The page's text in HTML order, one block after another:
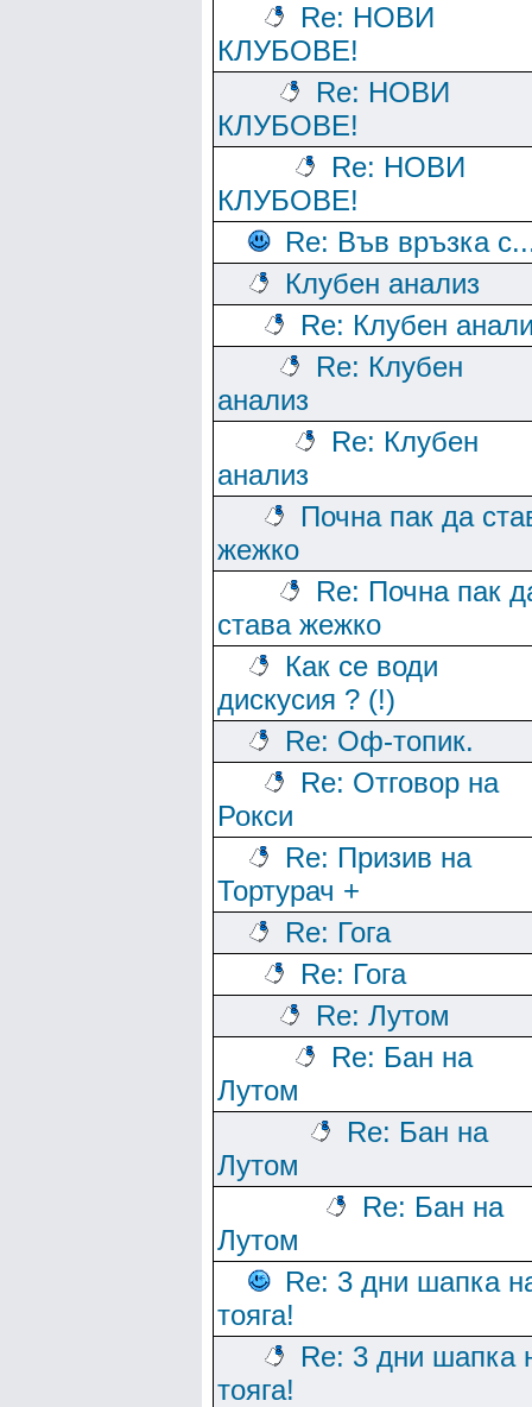
Re: НОВИ
КЛУБОВЕ!
Re: НОВИ
КЛУБОВЕ!
Re: НОВИ
КЛУБОВЕ!
Re: Във връзка
Клубен анализ
Re: Клубен
Re: Клубен
анализ
Re: Клубен
анализ
Почна пак да
жежко
Re: Почна пак
става жежко
Как се води
дискусия ? (!)
Re: Оф-топик.
Re: Отговор на
Рокси
Re: Призив на
Тортурач +
Re: Гога
Re: Гога
Re: Лутом
Re: Бан на
Лутом
Re: Бан на
Лутом
Re: Бан на
Лутом
Re: 3 дни шапка
тояга!
Re: 3 дни шапка
тояга!